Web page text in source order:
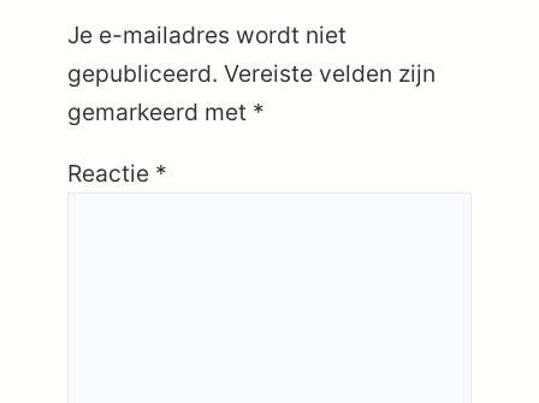
Je e-mailadres wordt niet
gepubliceerd. Vereiste velden zijn
gemarkeerd met *
Reactie *